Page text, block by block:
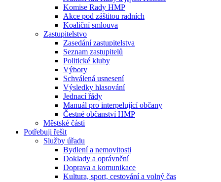
Komise Rady HMP
Akce pod záštitou radních
Koaliční smlouva
Zastupitelstvo
Zasedání zastupitelstva
Seznam zastupitelů
Politické kluby
Výbory
Schválená usnesení
Výsledky hlasování
Jednací řády
Manuál pro interpelující občany
Čestné občanství HMP
Městské části
Potřebuji řešit
Služby úřadu
Bydlení a nemovitosti
Doklady a oprávnění
Doprava a komunikace
Kultura, sport, cestování a volný čas